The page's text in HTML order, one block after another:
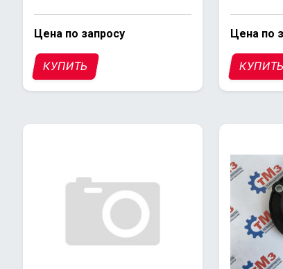
Цена по запросу
КУПИТЬ
Цена по
КУПИТЬ